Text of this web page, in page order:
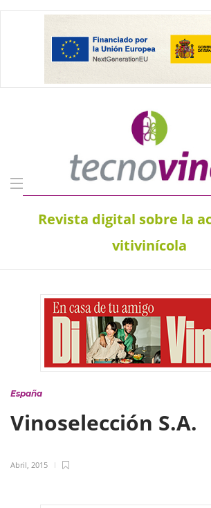
Revista digital sobre la
vitivinícola
España
Vinoselección S.A.
Abril, 2015